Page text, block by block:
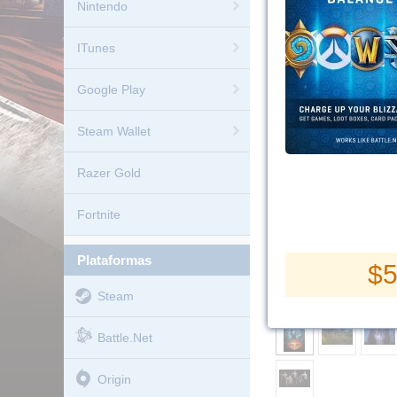
Nintendo
ITunes
Google Play
Steam Wallet
Razer Gold
Fortnite
plataformas
Steam
Battle.net
Origin
$